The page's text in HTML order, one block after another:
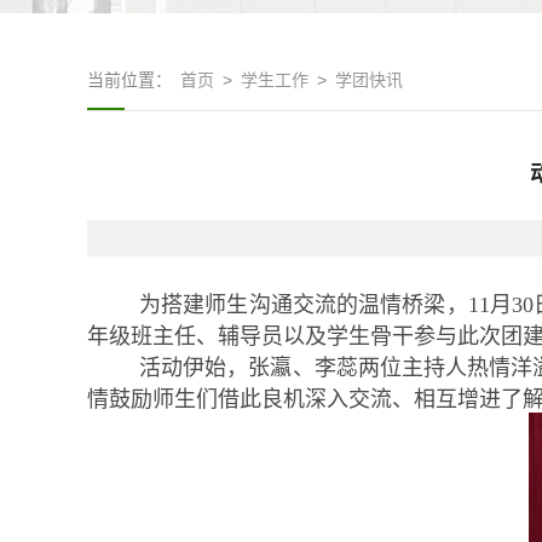
当前位置： 首页 > 学生工作 > 学团快讯
为搭建师生沟通交流的温情桥梁，11月
年级班主任、辅导员以及学生骨干参与此次团
活动伊始，张瀛、李蕊两位主持人热情
情鼓励师生们借此良机深入交流、相互增进了